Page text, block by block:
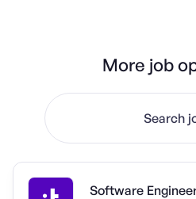
More job
Search
Software